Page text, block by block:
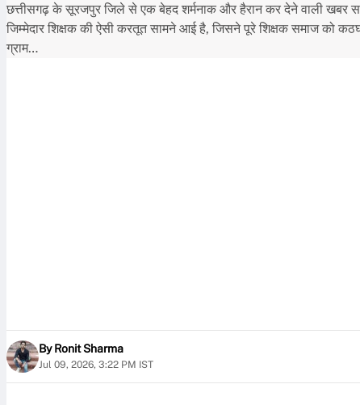
छत्तीसगढ़ के सूरजपुर जिले से एक बेहद शर्मनाक और हैरान कर देने वाली खबर
जिम्मेदार शिक्षक की ऐसी करतूत सामने आई है, जिसने पूरे शिक्षक समाज को
ग्राम…
ByRonit Sharma
Jul 09, 2026, 3:22 PM IST